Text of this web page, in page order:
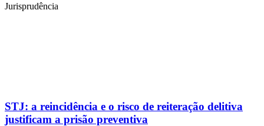
Jurisprudência
STJ: a reincidência e o risco de reiteração delitiva
justificam a prisão preventiva